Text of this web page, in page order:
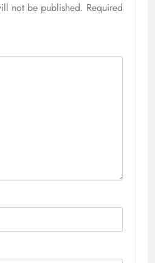
not be published. Required